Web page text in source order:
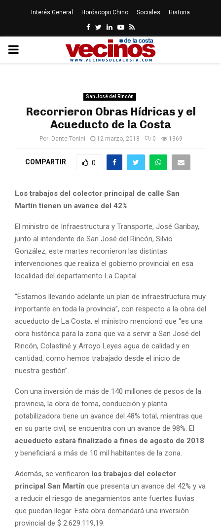
Interés General Horóscopo Chino Sociales Historia
Facebook
Twitter
LinkedinYoutube
Rss
PRIMARY
San José del Rincón
Recorrieron Obras Hídricas y el
Acueducto de la Costa
Por: Dante Tonini 12 marzo, 2018 0 1369
COMPARTIR 0
Los trabajos del colector principal de calle San
Martín tienen un avance del 42%
El ministro de Infraestructura y Transporte, José Garibay,
junto al intendente de San José del Rincón, Silvio
González, este martes recorrieron las distintas
intervenciones que realiza el gobierno provincial en esa
localidad del departamento La Capital.
“Estamos llevando adelante un plan de infraestructura muy
importante en toda la provincia”, con respecto a la obra del
acueducto de La Costa, el ministro mencionó que “es una
obra histórica para la zona que va a servir a San José del
Rincón, Colastiné y Arroyo Leyes agua de calidad y en
cantidad, como hemos trabajado desde el inicio de
nuestra gestión”.
Con una inversión de más de 140 millones de pesos de la
provincia, la obra de toma, conducción y planta
potabilizadora tiene un avance del 48% total, mientras que
en su parte civil, se encuentra con un avance de 98%. El
acueducto estará finalizado a fines de agosto de 2018
y beneficiará a más de 10 mil habitantes de la zona.
Además, se verificaron los trabajos del colector
principal San Martín que presenta un avance del 42% y va
a reducir el riesgo de anegamientos ante fuertes lluvias
que puedan llegar. Esta obra demandará una inversión
provincial de $ 2.629.119,19.